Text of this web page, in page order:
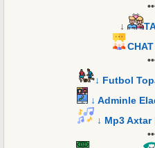
↓
↓ Futbol
↓ Adminle
↓ Mp3 Axtar